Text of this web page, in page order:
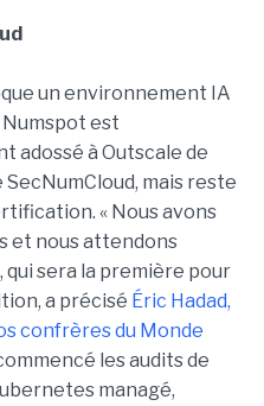
un environnement IA
est
adossé à Outscale de
mais reste
« Nous avons
et nous attendons
sera la première pour
a précisé Éric Hadad,
confrères du Monde
les audits de
managé,